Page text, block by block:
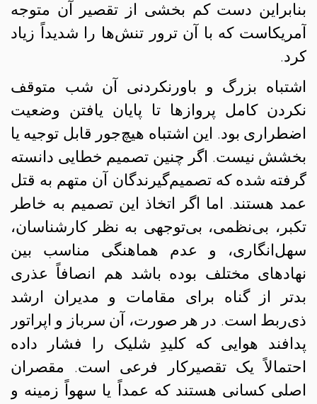
بنابراین دست کم بخشی از تقصیر آن متوجه
آمریکاست که با آن ترور تنش‌ها را شدیداً زیاد
کرد.
اشتباه بزرگ و باورنکردنی آن شب متوقف
نکردن کامل پروازها تا پایان یافتن وضعیت
اضطراری بود. این اشتباه‌ هیچ‌جور قابل توجیه یا
بخشش نیست. اگر چنین تصمیم خطایی دانسته
گرفته شده که تصمیم‌گیرندگان آن متهم به قتل
عمد هستند. اما اگر اتخاذ این تصمیم به خاطر
تکبر، بی‌نظمی، بی‌توجهی به نظر کارشناسان،
سهل‌انگاری، و عدم هماهنگی مناسب بین
نهادهای مختلف بوده باشد هم انصافاً عذری
بدتر از گناه برای مقامات و مدیران ارشد
ذی‌ربط است. در هر صورت، آن سرباز و اپراتور
پدافند هوایی که کلیدِ شلیک را فشار داده
احتمالاً یک تقصیرکار فرعی است. مقصران
اصلی کسانی هستند که عمداً یا سهواً زمینه و